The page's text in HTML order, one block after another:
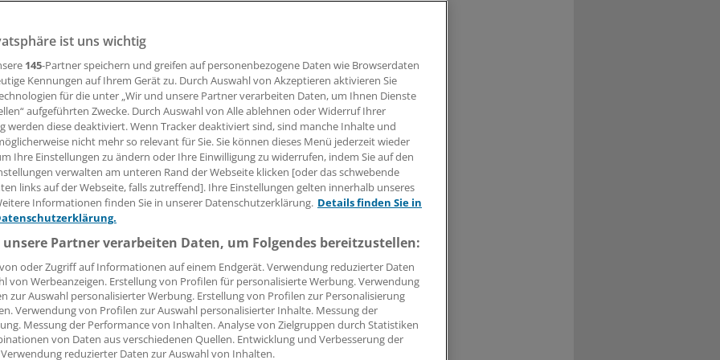
handeln, um Fehlentwicklungen beim geplanten
(AIS) zu verhindern, mahnt die KVWL.
Leserin, lieber Leser,
Beitrag können Sie lesen, sobald Sie sich eingeloggt haben.
Jetzt anmelden »
Kostenlos registrieren »
vergessen?
Problem beim Login?
ist mit wenigen Klicks erledigt und kostenlos.
des kostenlosen Login:
Analysen, Hintergründe und Infografiken
Interviews und Praxis-Tipps
auf allemedizinischen Berichte und Kommentare
ist uns wichtig
145-Partner speichern und greifen auf personenbezogene Daten wie Browserdaten
Kennungen auf Ihrem Gerät zu. Durch Auswahl von Akzeptieren aktivieren Sie
für die unter „Wir und unsere Partner verarbeiten Daten, um Ihnen Dienste
aufgeführten Zwecke. Durch Auswahl von Alle ablehnen oder Widerruf Ihrer
werden diese deaktiviert. Wenn Tracker deaktiviert sind, sind manche Inhalte und
nicht mehr so relevant für Sie. Sie können dieses Menü jederzeit wieder
Ihre Einstellungen zu ändern oder Ihre Einwilligung zu widerrufen, indem Sie auf den
verwalten am unteren Rand der Webseite klicken [oder das schwebende
links auf der Webseite, falls zutreffend]. Ihre Einstellungen gelten innerhalb unseres
Informationen finden Sie in unserer Datenschutzerklärung. Details finden Sie in
Partner verarbeiten Daten, um Folgendes bereitzustellen:
oder Zugriff auf Informationen auf einem Endgerät. Verwendung reduzierter Daten
von Werbeanzeigen. Erstellung von Profilen für personalisierte Werbung. Verwendung
zur Auswahl personalisierter Werbung. Erstellung von Profilen zur Personalisierung
Verwendung von Profilen zur Auswahl personalisierter Inhalte. Messung der
Messung der Performance von Inhalten. Analyse von Zielgruppen durch Statistiken
von Daten aus verschiedenen Quellen. Entwicklung und Verbesserung der
reduzierter Daten zur Auswahl von Inhalten.